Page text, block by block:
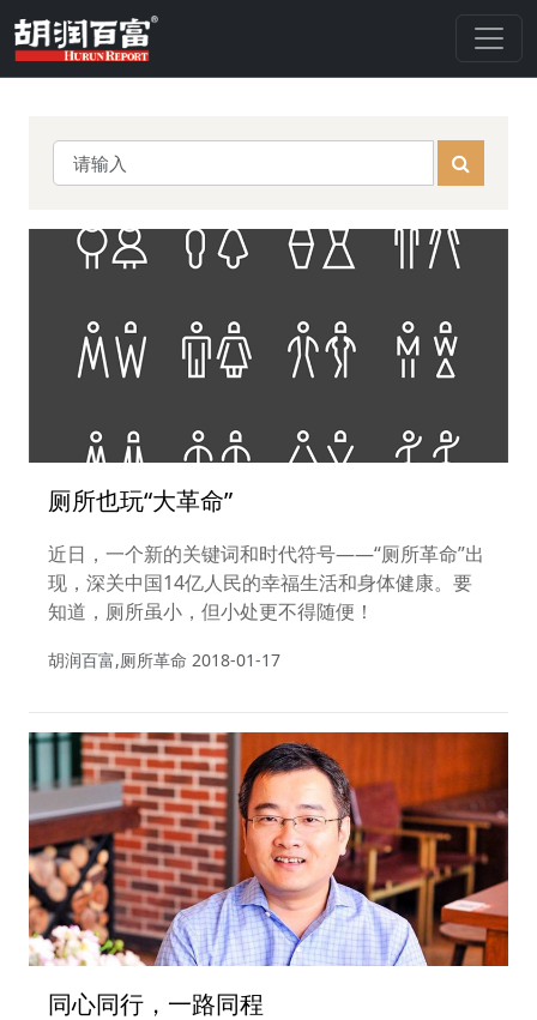
厕所也玩“大革命”
近日，一个新的关键词和时代符号——“厕所革命”出
现，深关中国14亿人民的幸福生活和身体健康。要
知道，厕所虽小，但小处更不得随便！
胡润百富,厕所革命 2018-01-17
同心同行，一路同程